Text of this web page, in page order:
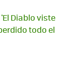
Diablo viste
todo el